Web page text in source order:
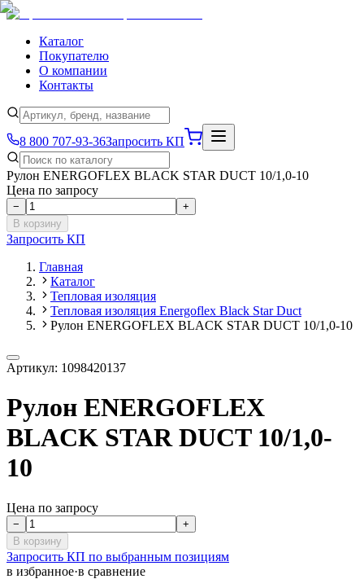
Каталог
Покупателю
О компании
Контакты
8 800 707-93-36Запросить КП
Рулон ENERGOFLEX BLACK STAR DUCT 10/1,0-10
Цена по запросу
−
+
В корзину
Запросить КП
Главная
Каталог
Тепловая изоляция
Тепловая изоляция Energoflex Black Star Duct
Рулон ENERGOFLEX BLACK STAR DUCT 10/1,0-10
Артикул: 1098420137
Рулон ENERGOFLEX
BLACK STAR DUCT 10/1,0-
10
Цена по запросу
−
+
В корзину
Запросить КП по выбранным позициям
в избранное·в сравнение